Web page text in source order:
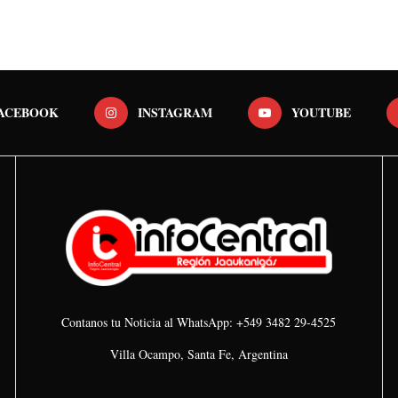
INSTAGRAM YOUTUBE
Contanos tu Noticia al WhatsApp: +549 3482 29-4525
Villa Ocampo, Santa Fe, Argentina